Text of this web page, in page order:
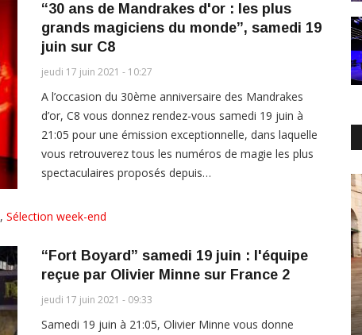
“30 ans de Mandrakes d'or : les plus
grands magiciens du monde”, samedi 19
juin sur C8
jeudi 17 juin 2021 - 10:27
A l’occasion du 30ème anniversaire des Mandrakes
d’or, C8 vous donnez rendez-vous samedi 19 juin à
21:05 pour une émission exceptionnelle, dans laquelle
vous retrouverez tous les numéros de magie les plus
spectaculaires proposés depuis…
, Sélection week-end
“Fort Boyard” samedi 19 juin : l'équipe
reçue par Olivier Minne sur France 2
jeudi 17 juin 2021 - 09:33
Samedi 19 juin à 21:05, Olivier Minne vous donne